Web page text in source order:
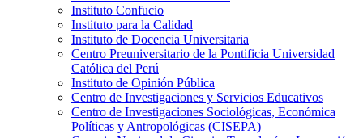
Instituto Confucio
Instituto para la Calidad
Instituto de Docencia Universitaria
Centro Preuniversitario de la Pontificia Universidad
Católica del Perú
Instituto de Opinión Pública
Centro de Investigaciones y Servicios Educativos
Centro de Investigaciones Sociológicas, Económica
Políticas y Antropológicas (CISEPA)